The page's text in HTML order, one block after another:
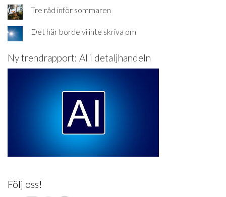
Tre råd inför sommaren
Det här borde vi inte skriva om
Ny trendrapport: AI i detaljhandeln
Följ oss!